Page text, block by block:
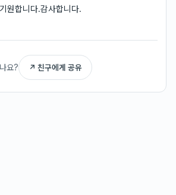
원합니다.감사합니다.
요? ↗ 친구에게 공유